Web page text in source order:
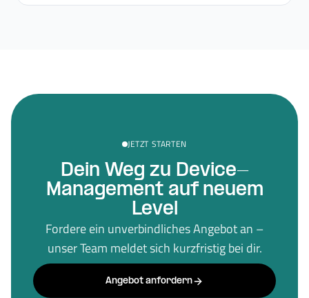
JETZT STARTEN
Dein Weg zu Device-
Management auf neuem
Level
Fordere ein unverbindliches Angebot an –
unser Team meldet sich kurzfristig bei dir.
Angebot anfordern